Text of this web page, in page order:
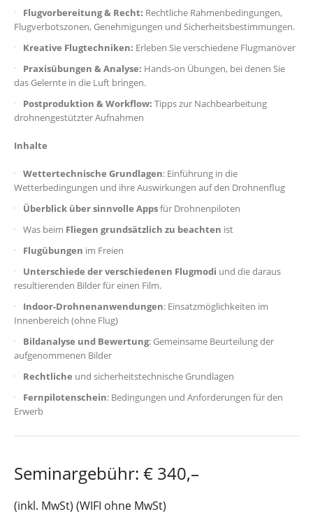
Flugvorbereitung & Recht: Rechtliche Rahmenbedingungen,
Flugverbotszonen, Genehmigungen und Sicherheitsbestimmungen.
Kreative Flugtechniken: Erleben Sie verschiedene Flugmanöver
Praxisübungen & Analyse: Hands-on Übungen, bei denen Sie
das Gelernte in die Luft bringen.
Postproduktion & Workflow: Tipps zur Nachbearbeitung
drohnengestützter Aufnahmen
Inhalte
Wettertechnische Grundlagen: Einführung in die
Wetterbedingungen und ihre Auswirkungen auf den Drohnenflug
Überblick über sinnvolle Appsfür Drohnenpiloten
Was beim Fliegen grundsätzlich zu beachten ist
Flugübungen im Freien
Unterschiede der verschiedenen Flugmodi und die daraus
resultierenden Bilder für einen Film.
Indoor-Drohnenanwendungen: Einsatzmöglichkeiten im
Innenbereich (ohne Flug)
Bildanalyse und Bewertung: Gemeinsame Beurteilung der
aufgenommenen Bilder
Rechtliche und sicherheitstechnische Grundlagen
Fernpilotenschein: Bedingungen und Anforderungen für den
Erwerb
Seminargebühr: € 340,–
(inkl. MwSt) (WIFI ohne MwSt)